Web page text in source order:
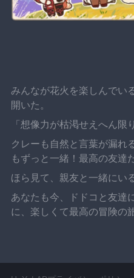
みんなが花火を楽しんでい
開いた。
「想像力が枯渇せえへん限
クレーも自然と言葉が漏
もずっと一緒！最高の友達
ほら見て、親友と一緒にい
あなたも今、ドドコと友達
に、楽しくて最高の冒険の